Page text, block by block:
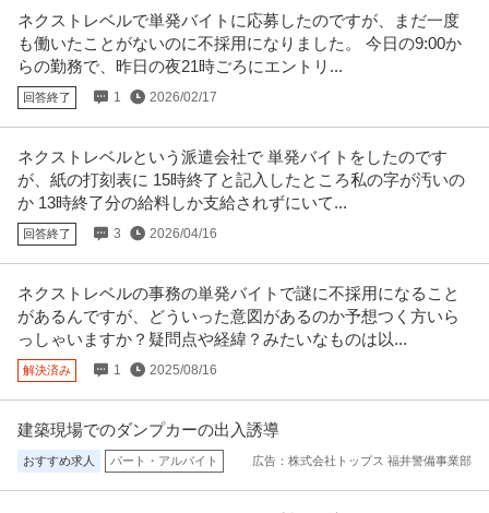
提供：ビズリーチ
医療機器営業 ／ 「基幹病院・大学病院向け営業職（オンコロジー
領域）」がん治療のスタートを支える運営スペシャリスト／年収
ノボキュア株式会社
正社員 未経験OK
【職種】医療営業＞医療機器営業 【業種】メディカル＞医療機器メーカー ※
会員属性などに応じ、当該求…続きを見る
の医療法人で病院・大学の運営を支える経理ポジションを募集
新着 U・IターンOK 職場内禁煙
年収400万円〜500万円
【職種】管理＞経理（財務会計） 【業種】メディカル＞病院・クリニック ※
会員属性などに応じ、当該求…続きを見る
提供：ビズリーチ
病院での機能訓練指導員／正社員／常勤
赤羽東口病院
ネクストレベルで単発バイトに応募したのですが、まだ一度
も働いたことがないのに不採用になりました。 今日の9:00か
らの勤務で、昨日の夜21時ごろにエントリ...
回答終了 1 2026/02/17
ネクストレベルという派遣会社で 単発バイトをしたのです
が、紙の打刻表に 15時終了と記入したところ私の字が汚いの
か 13時終了分の給料しか支給されずにいて...
回答終了 3 2026/04/16
ネクストレベルの事務の単発バイトで謎に不採用になること
があるんですが、どういった意図があるのか予想つく方いら
っしゃいますか？疑問点や経緯？みたいなものは以...
解決済み 1 2025/08/16
建築現場でのダンプカーの出入誘導
おすすめ求人 パート・アルバイト 広告：株式会社トップス 福井警備事業部